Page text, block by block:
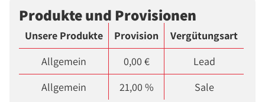
Produkte und Provisionen
Unsere Produkte Provision
Vergütungsart
Allgemein
0,00 €
Lead
Allgemein
21,00 % Sale